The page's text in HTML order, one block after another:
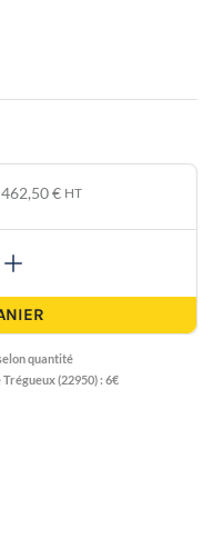
462,50 € HT
+
quantité
(22950) : 6€